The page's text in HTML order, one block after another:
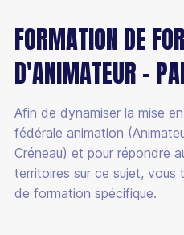
FORMATION DE
D'ANIMATEUR -
Afin de dynamiser la mise
fédérale animation
Créneau) et pour répondre
territoires sur ce sujet, vous
de formation spécifique.